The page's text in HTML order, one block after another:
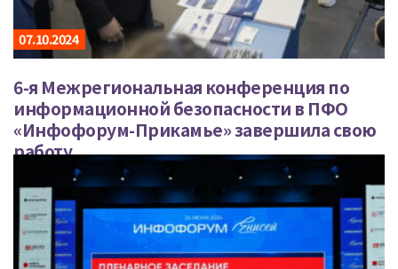
07.10.2024
6-я Межрегиональная конференция по
информационной безопасности в ПФО
«Инфофорум-Прикамье» завершила свою
работу